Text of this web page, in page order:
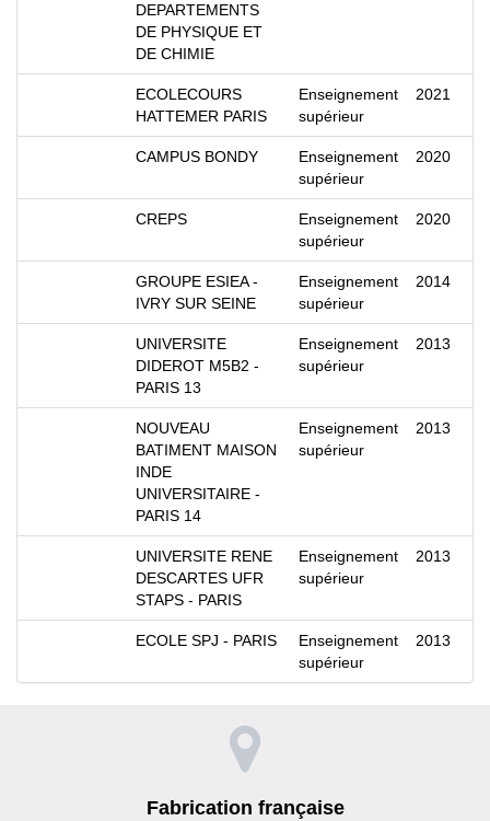
DEPARTEMENTS
DE PHYSIQUE ET
DE CHIMIE
ECOLECOURS
HATTEMER PARIS
Enseignement
supérieur
2021
CAMPUS BONDY
Enseignement
supérieur
2020
CREPS
Enseignement
supérieur
2020
GROUPE ESIEA -
IVRY SUR SEINE
Enseignement
supérieur
2014
UNIVERSITE
DIDEROT M5B2 -
PARIS 13
Enseignement
supérieur
2013
NOUVEAU
BATIMENT MAISON
INDE
UNIVERSITAIRE -
PARIS 14
Enseignement
supérieur
2013
UNIVERSITE RENE
DESCARTES UFR
STAPS - PARIS
Enseignement
supérieur
2013
ECOLE SPJ - PARIS
Enseignement
supérieur
2013
Fabrication française